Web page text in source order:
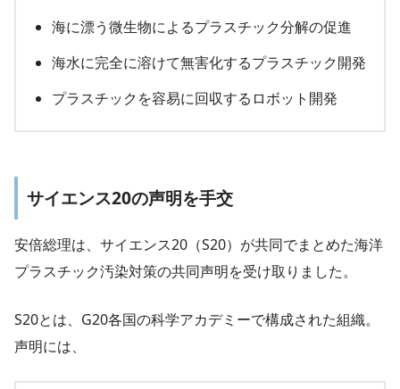
海に漂う微生物によるプラスチック分解の促進
海水に完全に溶けて無害化するプラスチック開発
プラスチックを容易に回収するロボット開発
サイエンス20の声明を手交
安倍総理は、サイエンス20（S20）が共同でまとめた海洋
プラスチック汚染対策の共同声明を受け取りました。
S20とは、G20各国の科学アカデミーで構成された組織。
声明には、